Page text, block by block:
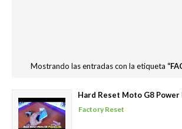
Mostrando las entradas con la etiqueta
Hard Reset Moto G8 Power
Factory Reset